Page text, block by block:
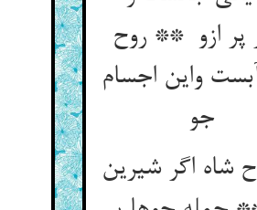
پر ازو ** روح
واین اجسام
شاه اگر شیرین